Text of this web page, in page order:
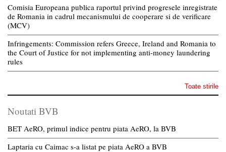
Comisia Europeana publica raportul privind progresele inregistrate
de Romania in cadrul mecanismului de cooperare si de verificare
(MCV)
Infringements: Commission refers Greece, Ireland and Romania to
the Court of Justice for not implementing anti-money laundering
rules
Toate stirile
Noutati BVB
BET AeRO, primul indice pentru piata AeRO, la BVB
Laptaria cu Caimac s-a listat pe piata AeRO a BVB